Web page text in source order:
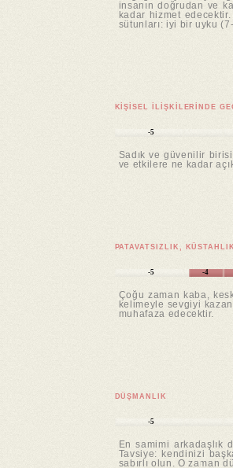
insanın doğrudan ve
kadar hizmet
sütunları: iyi bir uyku
KIŞISEL ILIŞKILERINDE
-5
Sadık ve güvenilir
ve etkilere ne kadar
PATAVATSIZLIK, KÜSTAHLIK
-5 -4
Çoğu zaman kaba,
kelimeyle sevgiyi
muhafaza edecektir.
DÜŞMANLIK
-5
En samimi arkadaşlık
Tavsiye: kendinizi
sabırlı olun. O zaman